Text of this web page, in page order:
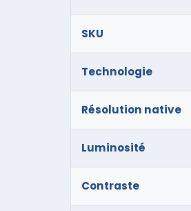
SKU
Technologie
Résolution native
Luminosité
Contraste